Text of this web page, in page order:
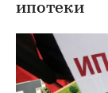
ипотеки